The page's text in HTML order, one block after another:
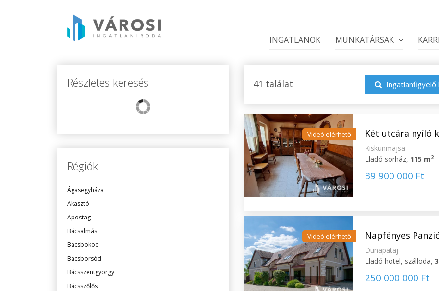
INGATLANOK MUNKATÁRSAK
Részletes keresés
Régiók
Ágasegyháza
Akasztó
Apostag
Bácsalmás
Bácsbokod
Bácsborsód
Bácsszentgyörgy
Bácsszőlős
41 találat Ingatlanfigyelő
Videó elérhető Két utcára nyíló
Kiskunmajsa
Eladó sorház, 115 m2
39 900 000 Ft
Videó elérhető Napfényes
Dunapataj
Eladó hotel, szálloda,
250 000 000 Ft